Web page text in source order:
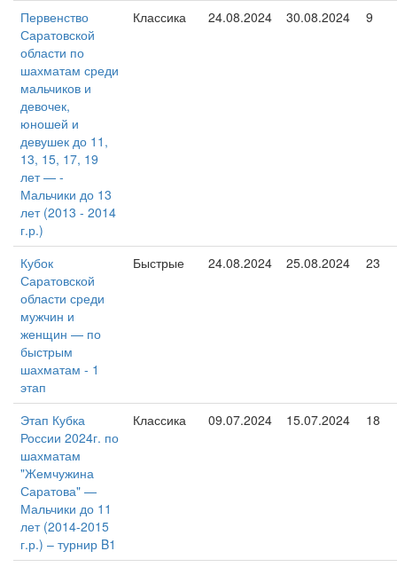
Первенство
Саратовской
области по
шахматам среди
мальчиков и
девочек,
юношей и
девушек до 11,
13, 15, 17, 19
лет — -
Мальчики до 13
лет (2013 - 2014
г.р.)
Классика 24.08.2024 30.08.2024 9
Кубок
Саратовской
области среди
мужчин и
женщин — по
быстрым
шахматам - 1
этап
Быстрые 24.08.2024 25.08.2024 23
Этап Кубка
России 2024г. по
шахматам
"Жемчужина
Саратова" —
Мальчики до 11
лет (2014-2015
г.р.) – турнир B1
Классика 09.07.2024 15.07.2024 18